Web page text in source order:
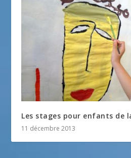
Les stages pour enfants de
11 décembre 2013